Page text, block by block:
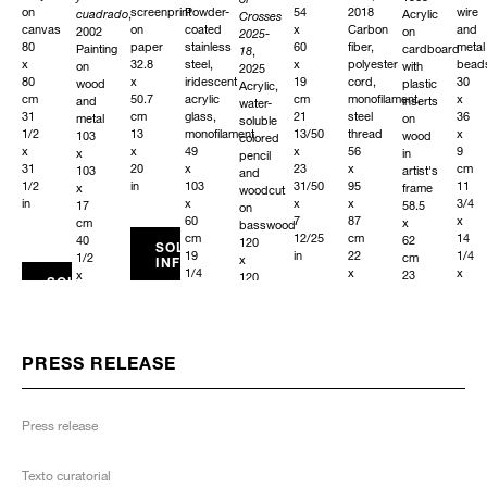
on
canvas
80
x
80
cm
31
1/2
x
31
1/2
in
SOLICITAR
cuadrado,
2002
Painting
on
wood
and
metal
103
x
103
x
17
cm
40
1/2
x
3/4
screenprint
on
paper
32.8
x
50.7
cm
13
x
20
in
SOLICITAR
INFORMACIÓN
Powder-
coated
stainless
steel,
iridescent
acrylic
glass,
monofilament
49
x
103
x
60
cm
19
1/4
in
Crosses
2025-
18,
2025
Acrylic,
water-
soluble
colored
pencil
and
woodcut
on
basswood
120
x
120
54
x
60
x
19
cm
21
13/50
x
23
31/50
x
7
12/25
in
2018
Carbon
fiber,
polyester
cord,
monofilament,
steel
thread
56
x
95
x
87
cm
22
x
Acrylic
on
cardboard
with
plastic
inserts
on
wood
in
artist's
frame
58.5
x
62
cm
23
wire
and
metal
30
x
36
x
9
cm
11
3/4
x
14
1/4
x
PRESS RELEASE
Press release
Texto curatorial